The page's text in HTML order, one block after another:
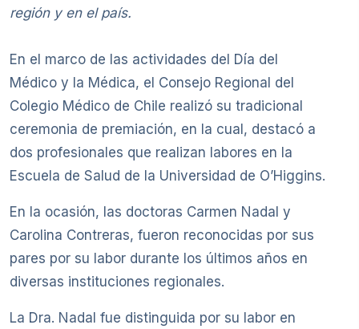
región y en el país.
En el marco de las actividades del Día del
Médico y la Médica, el Consejo Regional del
Colegio Médico de Chile realizó su tradicional
ceremonia de premiación, en la cual, destacó a
dos profesionales que realizan labores en la
Escuela de Salud de la Universidad de O’Higgins.
En la ocasión, las doctoras Carmen Nadal y
Carolina Contreras, fueron reconocidas por sus
pares por su labor durante los últimos años en
diversas instituciones regionales.
La Dra. Nadal fue distinguida por su labor en